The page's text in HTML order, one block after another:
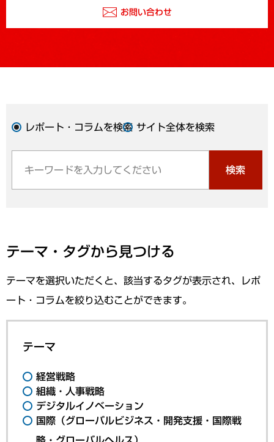
お問い合わせ
レポート・コラムを検索 サイト全体を検索
検索
テーマ・タグから見つける
テーマを選択いただくと、該当するタグが表示され、レポ
ート・コラムを絞り込むことができます。
テーマ
経営戦略
組織・人事戦略
デジタルイノベーション
国際（グローバルビジネス・開発支援・国際戦